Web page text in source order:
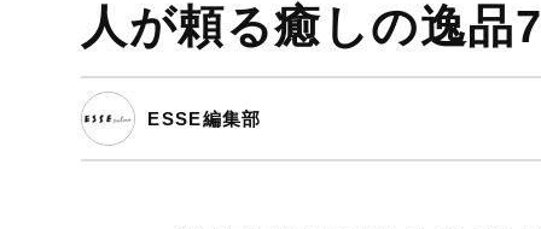
人が頼る癒しの逸品
ESSE編集部